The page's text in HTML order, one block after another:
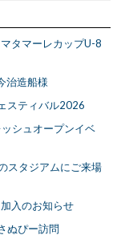
タマーレカップU-8
治造船様
スティバル2026
シュオープンイベ
スタジアムにご来場
入のお知らせ
ぬぴー訪問